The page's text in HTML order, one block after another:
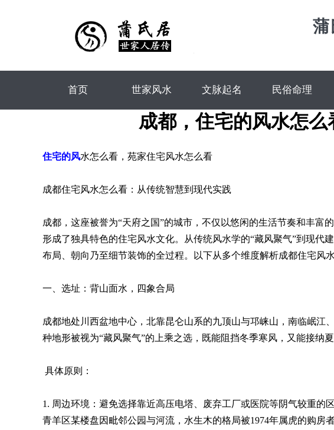
蒲
首页 世家风水 文脉起名 民俗命理
成都，住宅的风水怎么
住宅的风水怎么看，苑家住宅风水怎么看
成都住宅风水怎么看：从传统智慧到现代实践
成都，这座被誉为“天府之国”的城市，不仅以悠闲的生活节奏和丰富
形成了独具特色的住宅风水文化。从传统风水学的“藏风聚气”到现代
布局、朝向乃至细节装饰的全过程。以下从多个维度解析成都住宅风水
一、选址：背山面水，四象合局
成都地处川西盆地中心，北靠昆仑山系的九顶山与邛崃山，南临岷江
种地形被视为“藏风聚气”的上乘之选，既能阻挡冬季寒风，又能接纳
具体原则：
1. 周边环境：避免选择靠近高压电塔、废弃工厂或医院等阴气较重的
青羊区某楼盘因毗邻公园与河流，水生木的格局被1974年属虎的购房